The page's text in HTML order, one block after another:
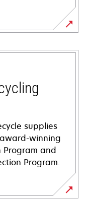
supplies
winning
Program and
Program.